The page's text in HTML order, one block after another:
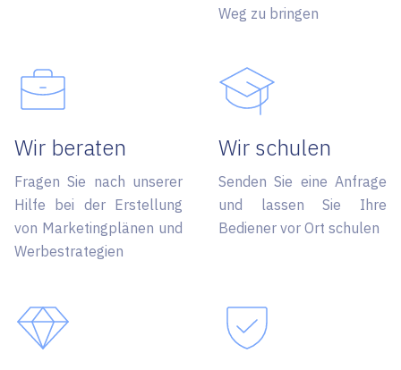
Weg zu bringen
Wir beraten
Fragen Sie nach unserer
Hilfe bei der Erstellung
von Marketingplänen und
Werbestrategien
Wir schulen
Senden Sie eine Anfrage
und lassen Sie Ihre
Bediener vor Ort schulen